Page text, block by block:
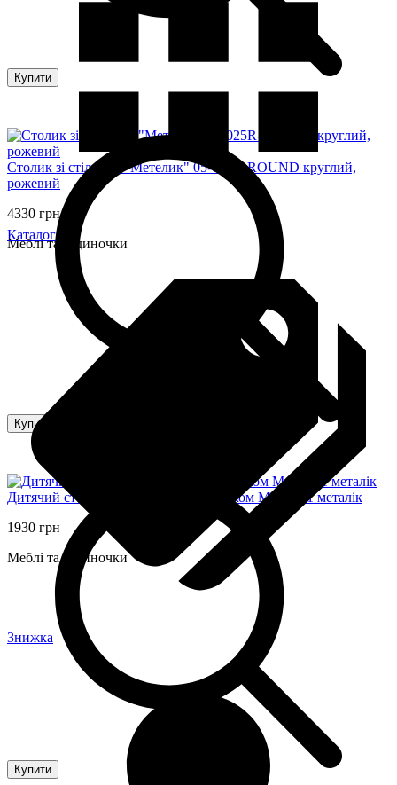
Столик зі стільцем "Метелик" 05-025R-ROUND круглий,
рожевий
4330 грн
Меблі та будиночки
Купити
Дитячий столик складаний зі стільчиком M 5964-1 металік
1930 грн
Меблі та будиночки
Купити
Купити
Каталог
Знижка